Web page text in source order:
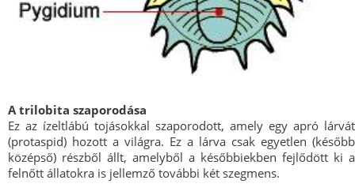
A trilobita szaporodása
Ez az ízeltlábú tojásokkal szaporodott, amely egy apró lárvát
(protaspid) hozott a világra. Ez a lárva csak egyetlen (később
középső) részből állt, amelyből a későbbiekben fejlődött ki a
felnőtt állatokra is jellemző további két szegmens.